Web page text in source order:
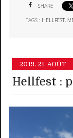
SHARE
TAGS : HELLFEST,
2019. 21. AOÛT
Hellfest :